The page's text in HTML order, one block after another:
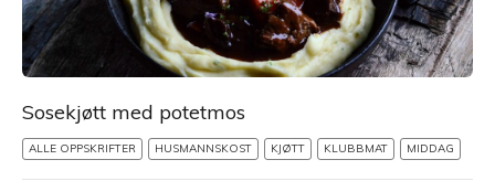
Sosekjøtt med potetmos
ALLE OPPSKRIFTER HUSMANNSKOST KJØTT KLUBBMAT MIDDAG